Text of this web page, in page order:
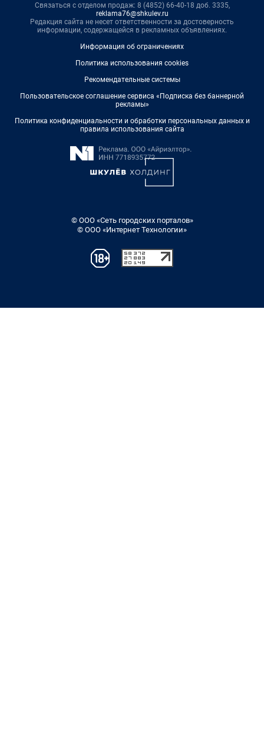
Связаться с отделом продаж: 8 (4852) 66-40-18 доб. 3335,
reklama76@shkulev.ru
Редакция сайта не несет ответственности за достоверность
информации, содержащейся в рекламных объявлениях.
Информация об ограничениях
Политика использования cookies
Рекомендательные системы
Пользовательское соглашение сервиса «Подписка без баннерной
рекламы»
Политика конфиденциальности и обработки персональных данных и
правила использования сайта
© ООО «Сеть городских порталов»
© ООО «Интернет Технологии»